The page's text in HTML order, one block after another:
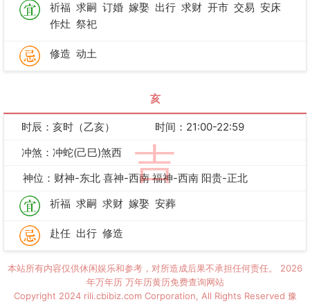
祈福 求嗣 订婚 嫁娶 出行 求财 开市 交易 安床
作灶 祭祀
修造 动土
亥
吉
时辰：亥时（乙亥）
时间：21:00-22:59
冲煞：冲蛇(己巳)煞西
神位：财神-东北 喜神-西南 福神-西南 阳贵-正北
祈福 求嗣 求财 嫁娶 安葬
赴任 出行 修造
本站所有内容仅供休闲娱乐和参考，对所造成后果不承担任何责任。 2026
年万年历 万年历黄历免费查询网站
Copyright 2024 rili.cbibiz.com Corporation, All Rights Reserved 豫